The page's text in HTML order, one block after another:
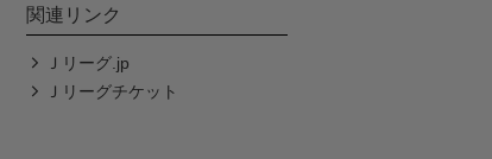
関連リンク
Ｊリーグ.jp
Ｊリーグチケット